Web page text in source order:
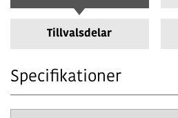
Tillvalsdelar
Specifikationer